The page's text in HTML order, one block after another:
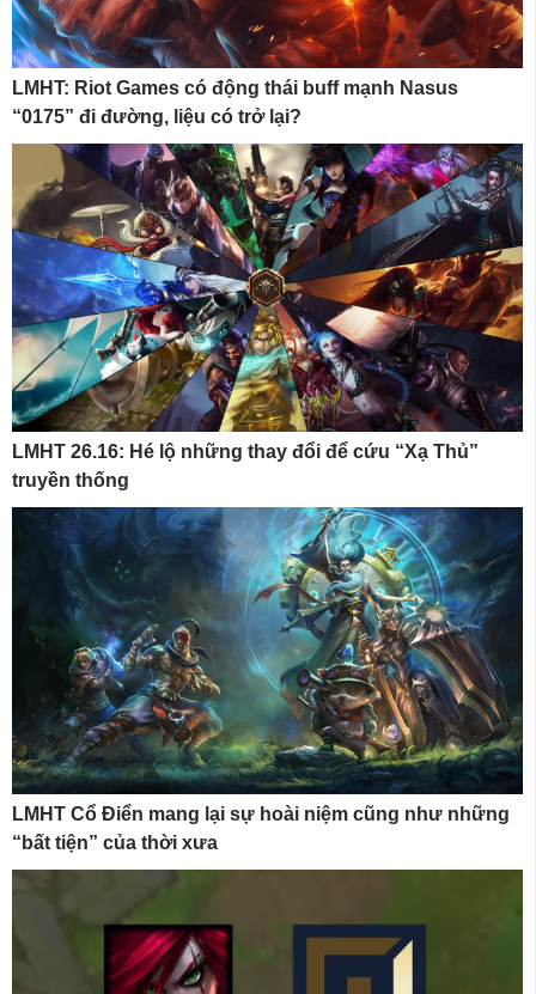
LMHT: Riot Games có động thái buff mạnh Nasus
“0175” đi đường, liệu có trở lại?
LMHT 26.16: Hé lộ những thay đổi để cứu “Xạ Thủ”
truyền thống
LMHT Cổ Điển mang lại sự hoài niệm cũng như những
“bất tiện” của thời xưa